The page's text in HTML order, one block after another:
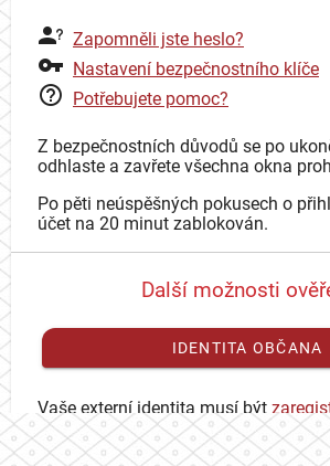
Zapomněli jste heslo?
Nastavení bezpečnostního klíče
Potřebujete pomoc?
Z bezpečnostních důvodů se po
odhlaste a zavřete všechna okna
Po pěti neúspěšných pokusech o
účet na 20 minut zablokován.
Další možnosti
IDENTITA OBČANA
Vaše externí identita musí být
se mohli přihlásit ke svému CAS účtu.